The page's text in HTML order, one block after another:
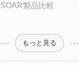
製品比較
もっと見る